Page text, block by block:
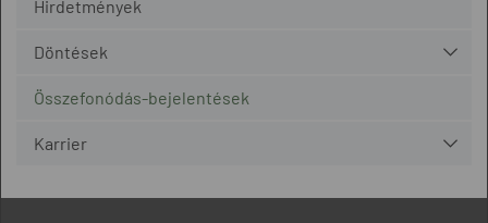
Hirdetmények
Döntések
Összefonódás-bejelentések
Karrier